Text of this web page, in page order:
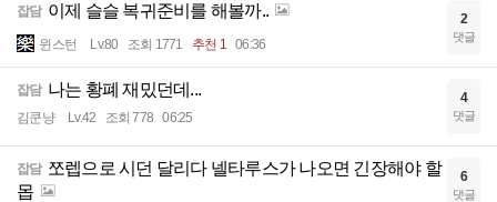
잡담 이제 슬슬 복귀준비를 해볼까..
윈스턴 Lv.80 조회 1771 추천 1 06:36
2
댓글
잡담 나는 황폐 재밌던데...
김쿤냥 Lv.42 조회 778 06:25
4
댓글
잡담 쪼렙으로 시던 달리다 넬타루스가 나오면 긴장해야 할
몹
6
댓글